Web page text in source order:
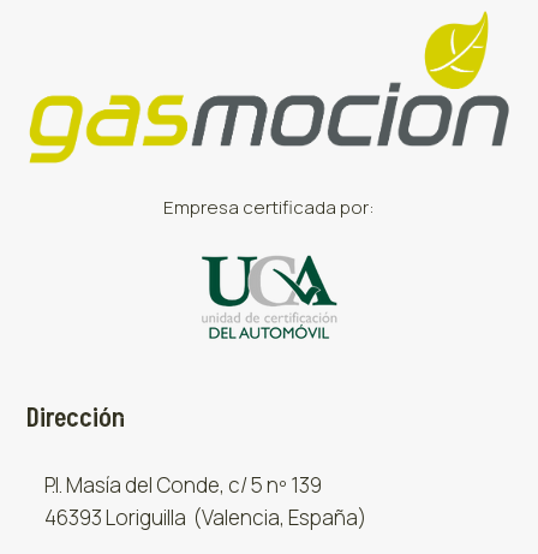
Empresa certificada por:
Dirección
P.I. Masía del Conde, c/ 5 nº 139
46393 Loriguilla (Valencia, España)